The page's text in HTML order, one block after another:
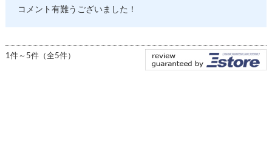
コメント有難うございました！
1件～5件（全5件）